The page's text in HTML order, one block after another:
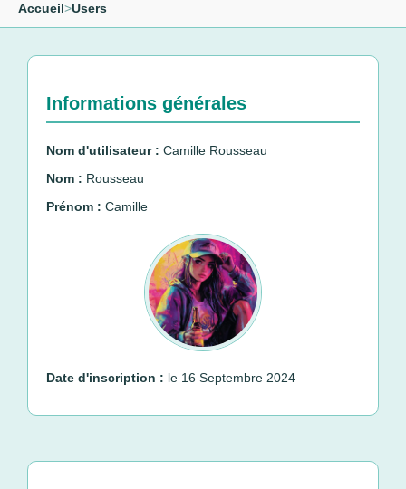
Accueil>Users
Informations générales
Nom d'utilisateur : Camille Rousseau
Nom : Rousseau
Prénom : Camille
Date d'inscription : le 16 Septembre 2024